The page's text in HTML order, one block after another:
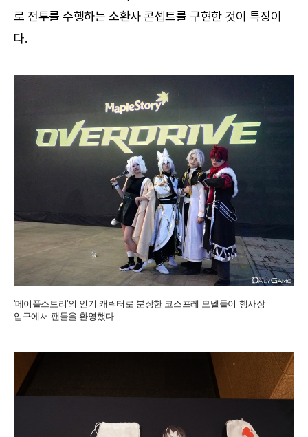
로 전투를 수행하는 소환사 콘셉트를 구현한 것이 특징이
다.
'메이플스토리'의 인기 캐릭터로 분장한 코스프레 모델들이 행사장
입구에서 팬들을 환영했다.